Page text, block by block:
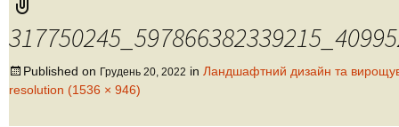
Published on Грудень 20, 2022 in Ландшафтний дизайн та
resolution (1536 × 946)